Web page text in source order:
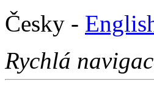
Česky -
Rychlá